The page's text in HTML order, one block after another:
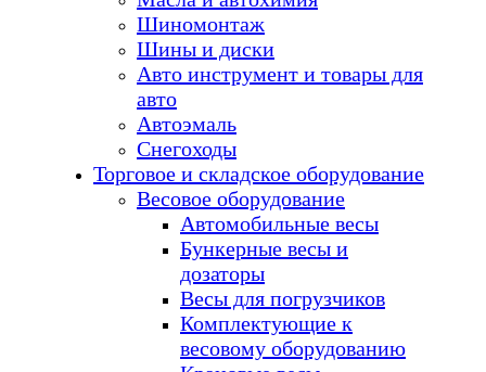
Шиномонтаж
Шины и диски
Авто инструмент и товары для
авто
Автоэмаль
Снегоходы
Торговое и складское оборудование
Весовое оборудование
Автомобильные весы
Бункерные весы и
дозаторы
Весы для погрузчиков
Комплектующие к
весовому оборудованию